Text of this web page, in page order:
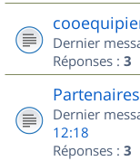
Dernier
Réponses : 3
Dernier
12:18
Réponses : 3